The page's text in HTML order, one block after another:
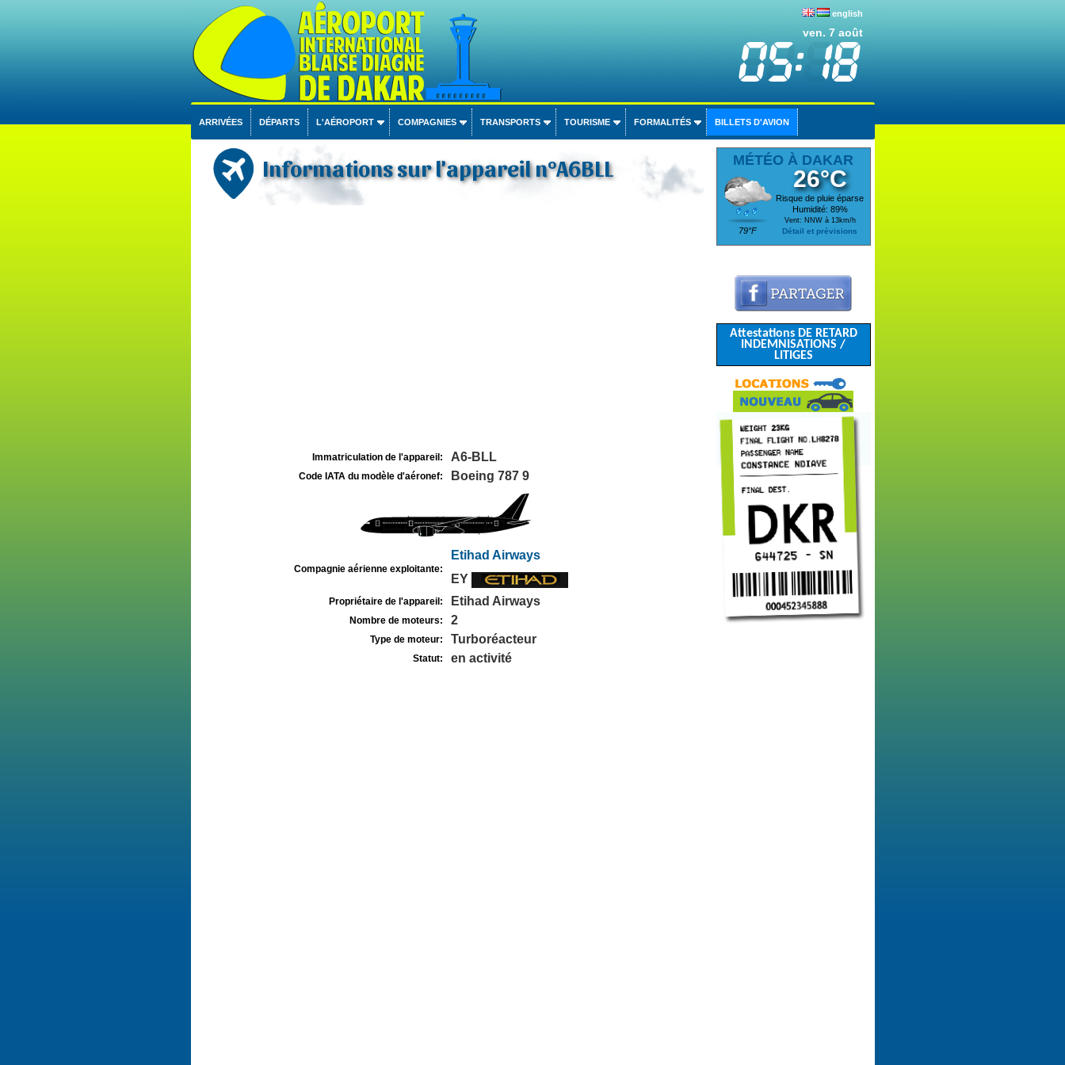
english
ven. 7 août
ARRIVÉES DÉPARTS L'AÉROPORT COMPAGNIES TRANSPORTS TOURISME FORMALITÉS BILLETS D'AVION
Informations sur l'appareil n°A6BLL
Immatriculation de l'appareil: A6-BLL
Code IATA du modèle d'aéronef: Boeing 787 9
Compagnie aérienne exploitante:
Etihad Airways
EY
Propriétaire de l'appareil: Etihad Airways
Nombre de moteurs: 2
Type de moteur: Turboréacteur
Statut: en activité
MÉTÉO À DAKAR
79°F
26°C
Risque de pluie éparse
Humidité: 89%
Vent: NNW à 13km/h
Détail et prévisions
Attestations DE RETARD
INDEMNISATIONS /
LITIGES